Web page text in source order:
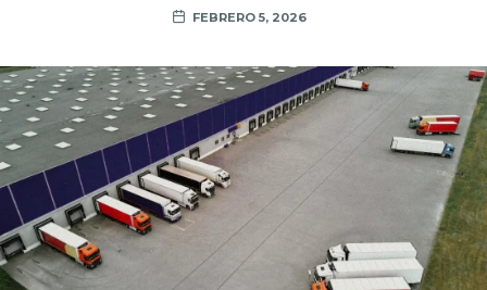
FEBRERO 5, 2026